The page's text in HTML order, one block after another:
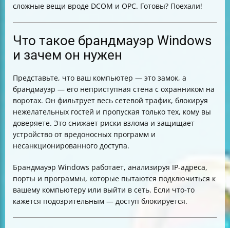
сложные вещи вроде DCOM и OPC. Готовы? Поехали!
Что такое брандмауэр Windows
и зачем он нужен
Представьте, что ваш компьютер — это замок, а
брандмауэр — его неприступная стена с охранником на
воротах. Он фильтрует весь сетевой трафик, блокируя
нежелательных гостей и пропуская только тех, кому вы
доверяете. Это снижает риски взлома и защищает
устройство от вредоносных программ и
несанкционированного доступа.
Брандмауэр Windows работает, анализируя IP-адреса,
порты и программы, которые пытаются подключиться к
вашему компьютеру или выйти в сеть. Если что-то
кажется подозрительным — доступ блокируется.